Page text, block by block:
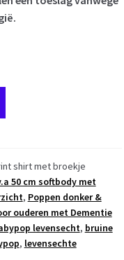
shirt met broekje
50 cm softbody met
, Poppen donker &
ouderen met Dementie
levensecht, bruine
, levensechte